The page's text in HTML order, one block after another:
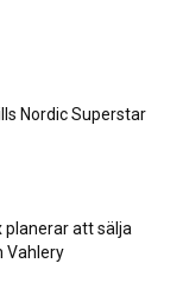
Nordic Superstar
planerar att sälja
Vahlery